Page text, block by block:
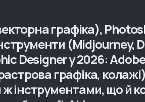
графіка),
(Midjourney,
Designer у 2026:
графіка,
інструментами, що й